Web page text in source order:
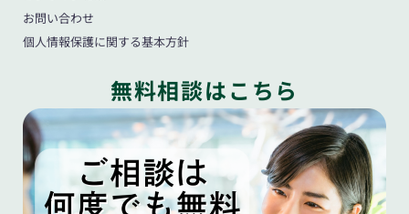
お問い合わせ
個人情報保護に関する基本方針
無料相談はこちら